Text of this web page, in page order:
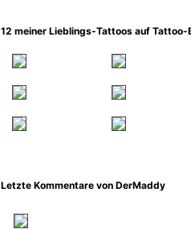
12 meiner Lieblings-Tattoos auf
Letzte Kommentare von DerMaddy